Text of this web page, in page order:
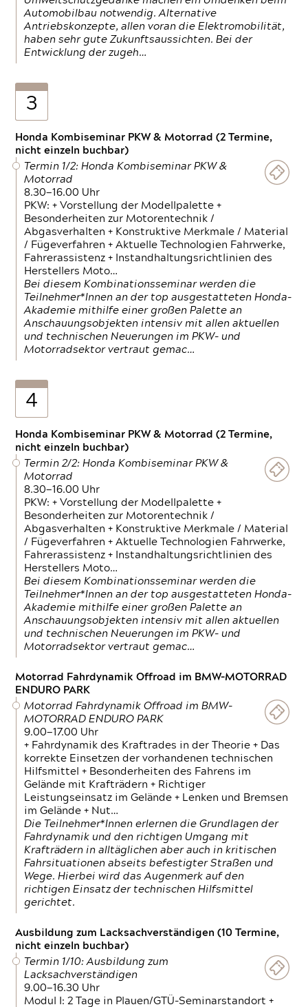
Automobilbau notwendig. Alternative
Antriebskonzepte, allen voran die Elektromobilität,
haben sehr gute Zukunftsaussichten. Bei der
Entwicklung der zugeh…
3
Honda Kombiseminar PKW & Motorrad (2 Termine,
nicht einzeln buchbar)
Termin 1/2: Honda Kombiseminar PKW &
Motorrad
8.30—16.00 Uhr
PKW: + Vorstellung der Modellpalette +
Besonderheiten zur Motorentechnik /
Abgasverhalten + Konstruktive Merkmale / Material
/ Fügeverfahren + Aktuelle Technologien Fahrwerke,
Fahrerassistenz + Instandhaltungsrichtlinien des
Herstellers Moto…
Bei diesem Kombinationsseminar werden die
Teilnehmer*Innen an der top ausgestatteten Honda-
Akademie mithilfe einer großen Palette an
Anschauungsobjekten intensiv mit allen aktuellen
und technischen Neuerungen im PKW- und
Motorradsektor vertraut gemac…
4
Honda Kombiseminar PKW & Motorrad (2 Termine,
nicht einzeln buchbar)
Termin 2/2: Honda Kombiseminar PKW &
Motorrad
8.30—16.00 Uhr
PKW: + Vorstellung der Modellpalette +
Besonderheiten zur Motorentechnik /
Abgasverhalten + Konstruktive Merkmale / Material
/ Fügeverfahren + Aktuelle Technologien Fahrwerke,
Fahrerassistenz + Instandhaltungsrichtlinien des
Herstellers Moto…
Bei diesem Kombinationsseminar werden die
Teilnehmer*Innen an der top ausgestatteten Honda-
Akademie mithilfe einer großen Palette an
Anschauungsobjekten intensiv mit allen aktuellen
und technischen Neuerungen im PKW- und
Motorradsektor vertraut gemac…
Motorrad Fahrdynamik Offroad im BMW-MOTORRAD
ENDURO PARK
Motorrad Fahrdynamik Offroad im BMW-
MOTORRAD ENDURO PARK
9.00—17.00 Uhr
+ Fahrdynamik des Kraftrades in der Theorie + Das
korrekte Einsetzen der vorhandenen technischen
Hilfsmittel + Besonderheiten des Fahrens im
Gelände mit Krafträdern + Richtiger
Leistungseinsatz im Gelände + Lenken und Bremsen
im Gelände + Nut…
Die Teilnehmer*Innen erlernen die Grundlagen der
Fahrdynamik und den richtigen Umgang mit
Krafträdern in alltäglichen aber auch in kritischen
Fahrsituationen abseits befestigter Straßen und
Wege. Hierbei wird das Augenmerk auf den
richtigen Einsatz der technischen Hilfsmittel
gerichtet.
Ausbildung zum Lacksachverständigen (10 Termine,
nicht einzeln buchbar)
Termin 1/10: Ausbildung zum
Lacksachverständigen
9.00—16.30 Uhr
Modul I: 2 Tage in Plauen/GTÜ-Seminarstandort +